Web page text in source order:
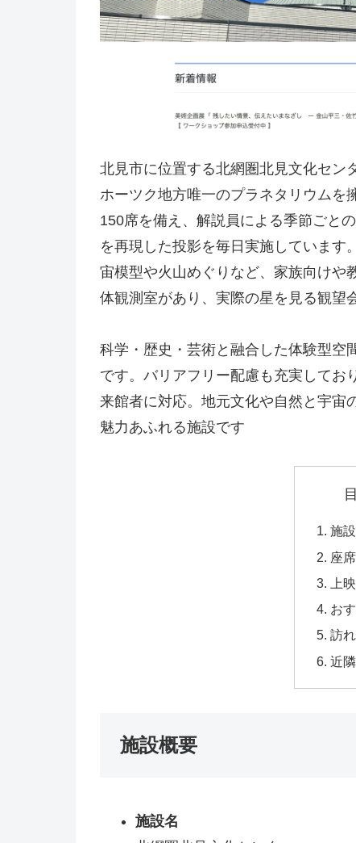
北見市に位置する北網圏北見文化セン
ホーツク地方唯一のプラネタリウムを
150席を備え、解説員による季節ごと
を再現した投影を毎日実施しています
宙模型や火山めぐりなど、家族向けや
体観測室があり、実際の星を見る観望
科学・歴史・芸術と融合した体験型空
です。バリアフリー配慮も充実してお
来館者に対応。地元文化や自然と宇宙
魅力あふれる施設です
施
座
上
お
訪
近
施設概要
施設名